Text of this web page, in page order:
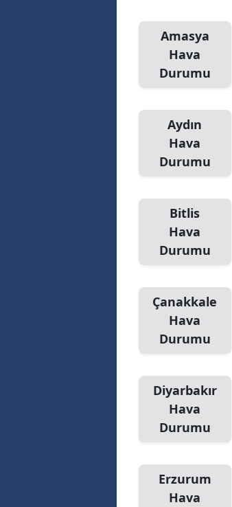
Amasya
Hava
Durumu
Aydın
Hava
Durumu
Bitlis
Hava
Durumu
Çanakkale
Hava
Durumu
Diyarbakır
Hava
Durumu
Erzurum
Hava